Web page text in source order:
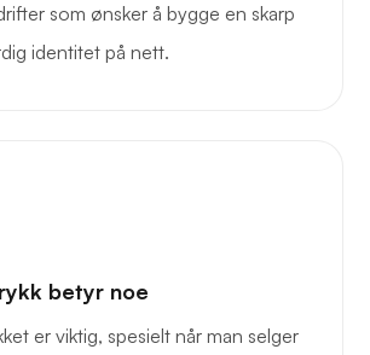
som ønsker å bygge en skarp
identitet på nett.
betyr noe
er viktig, spesielt når man selger